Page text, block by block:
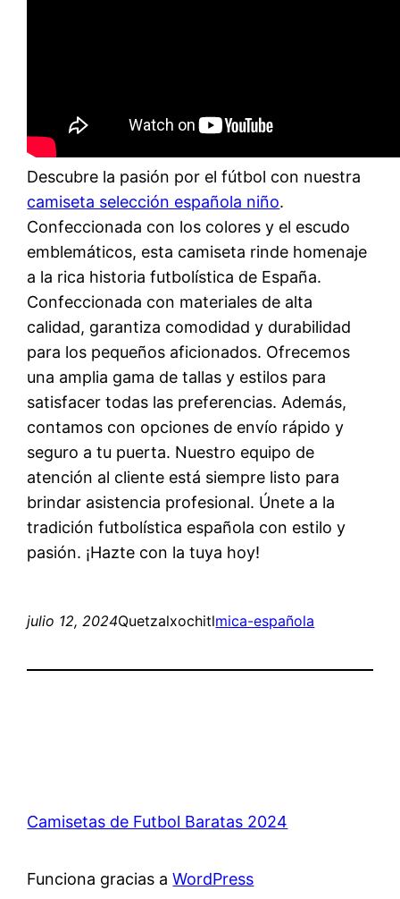
Descubre la pasión por el fútbol con nuestra
camiseta selección española niño.
Confeccionada con los colores y el escudo
emblemáticos, esta camiseta rinde homenaje
a la rica historia futbolística de España.
Confeccionada con materiales de alta
calidad, garantiza comodidad y durabilidad
para los pequeños aficionados. Ofrecemos
una amplia gama de tallas y estilos para
satisfacer todas las preferencias. Además,
contamos con opciones de envío rápido y
seguro a tu puerta. Nuestro equipo de
atención al cliente está siempre listo para
brindar asistencia profesional. Únete a la
tradición futbolística española con estilo y
pasión. ¡Hazte con la tuya hoy!
julio 12, 2024Quetzalxochitlmica-española
Camisetas de Futbol Baratas 2024
Funciona gracias aWordPress